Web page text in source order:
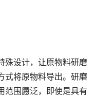
殊设计，让原物料研磨
式将原物料导出。研磨
范围懬泛，即使是具有